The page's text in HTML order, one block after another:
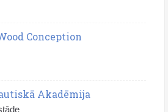
Conception
Akadēmija